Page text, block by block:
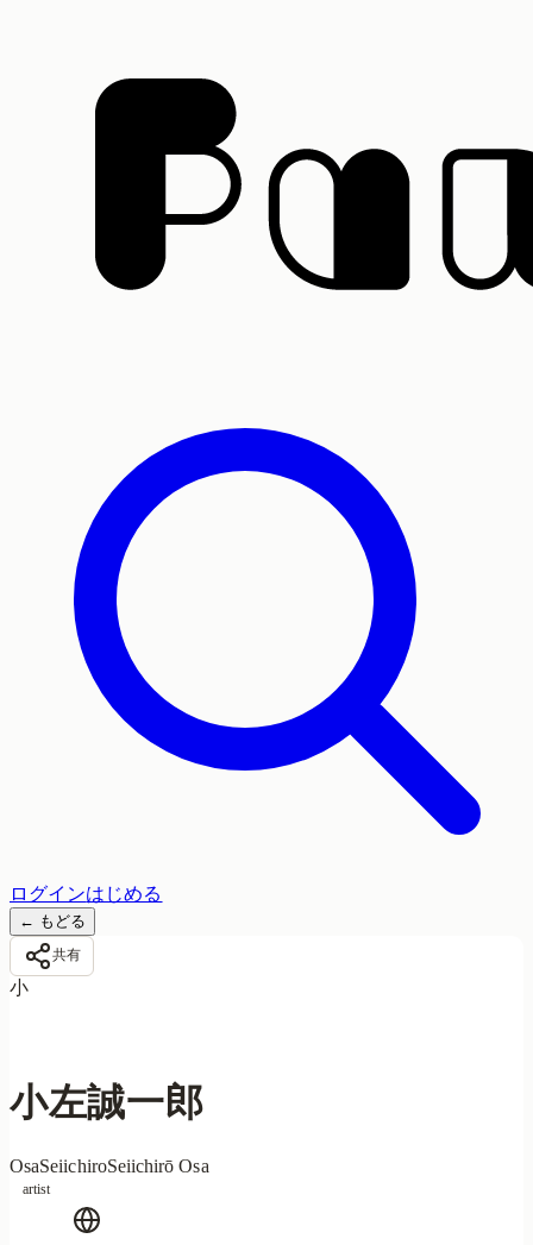
ログインはじめる
← もどる
共有
小
小左誠一郎
OsaSeiichiroSeiichirō Osa
artist